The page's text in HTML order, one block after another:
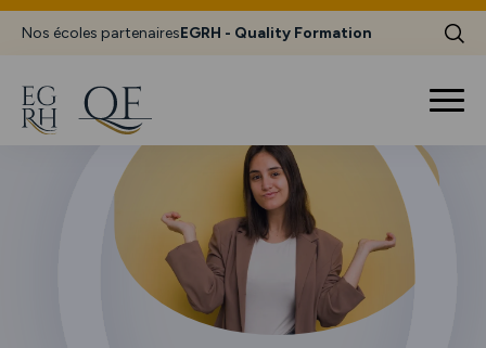
Nos écoles partenairesEGRH - Quality Formation